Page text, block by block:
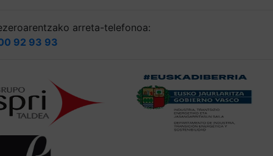
arreta-telefonoa:
92 93 93